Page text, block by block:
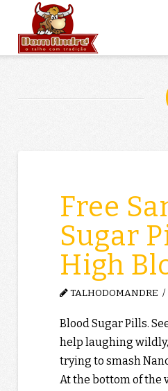
Free
Sugar
High
TALHODOMANDRE
Blood Sugar Pills.
help laughing
trying to smash
At the bottom of the